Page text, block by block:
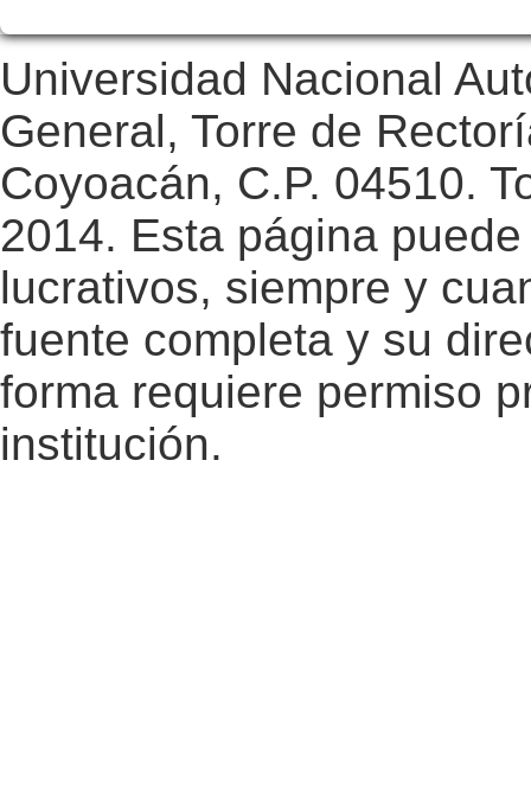
Universidad Nacional
General, Torre de
Coyoacán, C.P. 04510.
2014. Esta página
lucrativos, siempre y
fuente completa y su
forma requiere permiso
institución.